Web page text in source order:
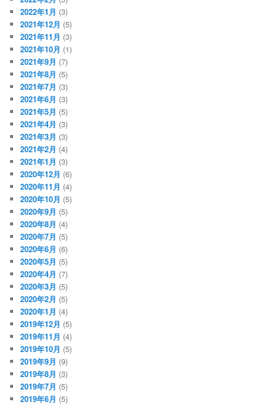
2022年1月 (3)
2021年12月 (5)
2021年11月 (3)
2021年10月 (1)
2021年9月 (7)
2021年8月 (5)
2021年7月 (3)
2021年6月 (3)
2021年5月 (5)
2021年4月 (3)
2021年3月 (3)
2021年2月 (4)
2021年1月 (3)
2020年12月 (6)
2020年11月 (4)
2020年10月 (5)
2020年9月 (5)
2020年8月 (4)
2020年7月 (5)
2020年6月 (6)
2020年5月 (5)
2020年4月 (7)
2020年3月 (5)
2020年2月 (5)
2020年1月 (4)
2019年12月 (5)
2019年11月 (4)
2019年10月 (5)
2019年9月 (9)
2019年8月 (3)
2019年7月 (5)
2019年6月 (5)